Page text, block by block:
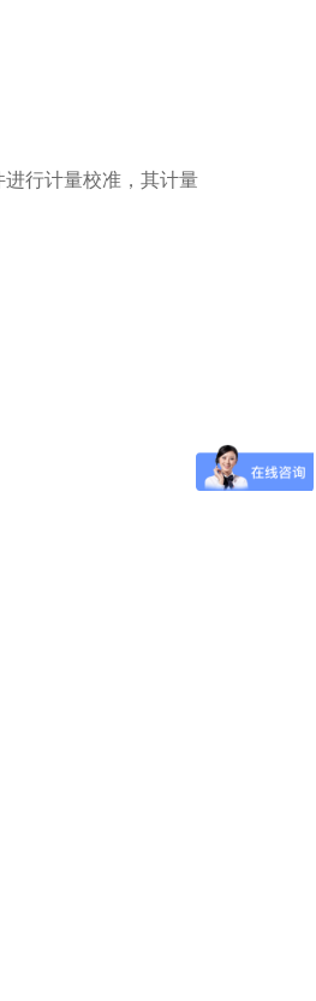
行计量校准，其计量